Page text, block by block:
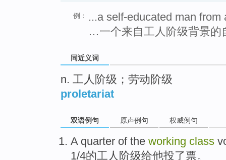
例：
...a self-educated man
…一个来自工人阶级背景的
同近义词
n. 工人阶级；劳动阶级
proletariat
双语例句 原声例句 权威例句
A quarter of the working class
1/4的工人 阶级给他投了票。